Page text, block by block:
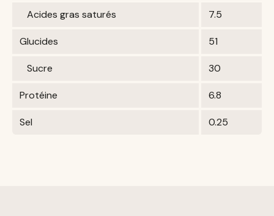
Acides gras saturés 7.5
Glucides 51
Sucre 30
Protéine 6.8
Sel 0.25